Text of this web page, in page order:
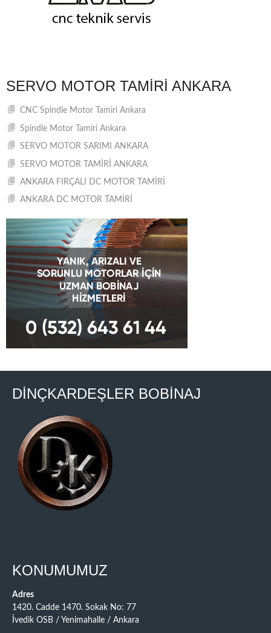
SERVO MOTOR TAMIRI ANKARA
CNC Spindle Motor Tamiri Ankara
Spindle Motor Tamiri Ankara
SERVO MOTOR SARIMI ANKARA
SERVO MOTOR TAMİRİ ANKARA
ANKARA FIRÇALI DC MOTOR TAMİRİ
ANKARA DC MOTOR TAMİRİ
DİNÇKARDEŞLER BOBİNAJ
KONUMUMUZ
Adres
1420. Cadde 1470. Sokak No: 77
İvedik OSB / Yenimahalle / Ankara